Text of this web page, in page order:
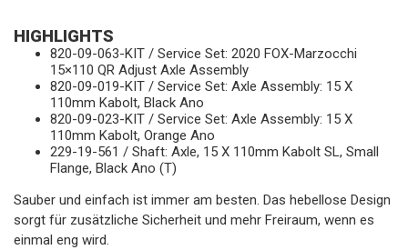
HIGHLIGHTS
820-09-063-KIT / Service Set: 2020 FOX-Marzocchi
15×110 QR Adjust Axle Assembly
820-09-019-KIT / Service Set: Axle Assembly: 15 X
110mm Kabolt, Black Ano
820-09-023-KIT / Service Set: Axle Assembly: 15 X
110mm Kabolt, Orange Ano
229-19-561 / Shaft: Axle, 15 X 110mm Kabolt SL, Small
Flange, Black Ano (T)
Sauber und einfach ist immer am besten. Das hebellose Design
sorgt für zusätzliche Sicherheit und mehr Freiraum, wenn es
einmal eng wird.